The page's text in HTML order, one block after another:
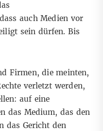
dass auch Medien vor
sein dürfen. Bis
Firmen, die meinten,
verletzt werden,
auf eine
das Medium, das den
das Gericht den